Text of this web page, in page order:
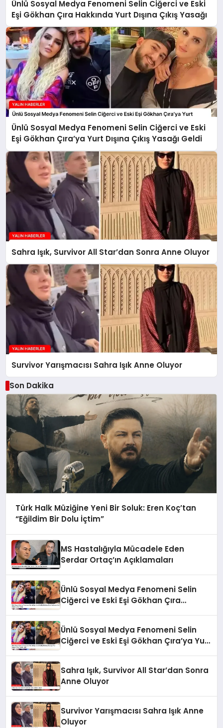
Ünlü Sosyal Medya Fenomeni Selin Ciğerci ve Eski
Eşi Gökhan Çıra Hakkında Yurt Dışına Çıkış Yasağı
Ünlü Sosyal Medya Fenomeni Selin Ciğerci ve Eski
Eşi Gökhan Çıra’ya Yurt Dışına Çıkış Yasağı Geldi
Sahra Işık, Survivor All Star’dan Sonra Anne Oluyor
Survivor Yarışmacısı Sahra Işık Anne Oluyor
Son Dakika
Türk Halk Müziğine Yeni Bir Soluk: Eren Koç’tan
“Eğildim Bir Dolu İçtim”
MS Hastalığıyla Mücadele Eden
Serdar Ortaç’ın Açıklamaları
Ünlü Sosyal Medya Fenomeni Selin
Ciğerci ve Eski Eşi Gökhan Çıra
Ünlü Sosyal Medya Fenomeni Selin
Ciğerci ve Eski Eşi Gökhan Çıra’ya Yurt
Sahra Işık, Survivor All Star’dan Sonra
Anne Oluyor
Survivor Yarışmacısı Sahra Işık Anne
Oluyor